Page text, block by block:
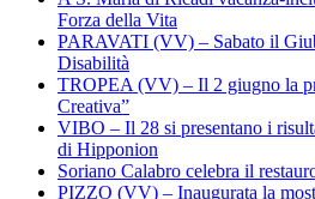
Forza della Vita
PARAVATI (VV) – Sabato il
Disabilità
TROPEA (VV) – Il 2 giugno la
Creativa”
VIBO – Il 28 si presentano i
di Hipponion
Soriano Calabro celebra il
PIZZO (VV) – Inaugurata la